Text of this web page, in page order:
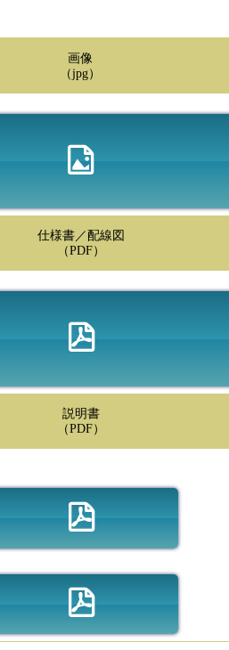
画像
（jpg）
仕様書／配線図
（PDF）
説明書
（PDF）